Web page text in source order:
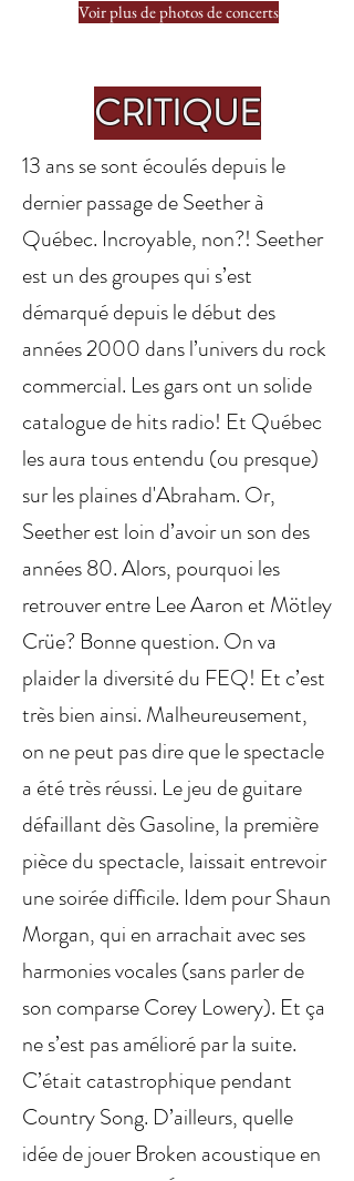
Voir plus de photos de concerts
CRITIQUE
13 ans se sont écoulés depuis le
dernier passage de Seether à
Québec. Incroyable, non?! Seether
est un des groupes qui s’est
démarqué depuis le début des
années 2000 dans l’univers du rock
commercial. Les gars ont un solide
catalogue de hits radio! Et Québec
les aura tous entendu (ou presque)
sur les plaines d'Abraham. Or,
Seether est loin d’avoir un son des
années 80. Alors, pourquoi les
retrouver entre Lee Aaron et Mötley
Crüe? Bonne question. On va
plaider la diversité du FEQ! Et c’est
très bien ainsi. Malheureusement,
on ne peut pas dire que le spectacle
a été très réussi. Le jeu de guitare
défaillant dès Gasoline, la première
pièce du spectacle, laissait entrevoir
une soirée difficile. Idem pour Shaun
Morgan, qui en arrachait avec ses
harmonies vocales (sans parler de
son comparse Corey Lowery). Et ça
ne s’est pas amélioré par la suite.
C’était catastrophique pendant
Country Song. D’ailleurs, quelle
idée de jouer Broken acoustique en